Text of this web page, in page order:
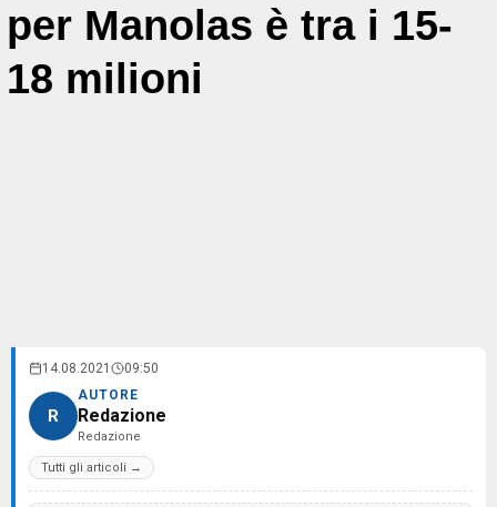
per Manolas è tra i 15-
18 milioni
14.08.2021 09:50
R
AUTORE
Redazione
Redazione
Tutti gli articoli →